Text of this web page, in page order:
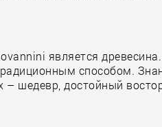
является
способом.
– шедевр, достойный